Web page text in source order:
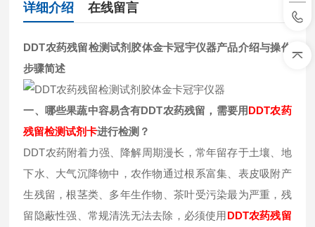
详细介绍 在线留言
DDT农药残留检测试剂胶体金卡冠宇仪器产品介绍与操作
步骤简述
一、哪些果蔬中容易含有DDT农药残留，需要用DDT农药
残留检测试剂卡进行检测？
DDT农药附着力强、降解周期漫长，常年留存于土壤、地
下水、大气沉降物中，农作物通过根系富集、表皮吸附产
生残留，根茎类、多年生作物、茶叶受污染最为严重，残
留隐蔽性强、常规清洗无法去除，必须使用 DDT农药残留